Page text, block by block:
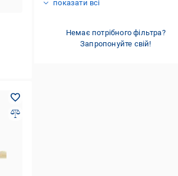
показати всі
Немає потрібного фільтра?
Запропонуйте свій!